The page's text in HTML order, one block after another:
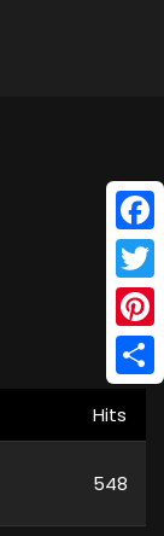
Hits
548